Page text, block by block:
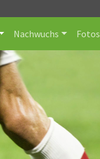
Nachwuchs Fotos